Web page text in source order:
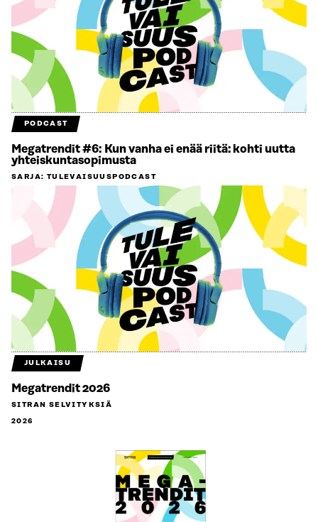
PODCAST
Megatrendit #6: Kun vanha ei enää riitä: kohti uutta
yhteiskuntasopimusta
SARJA: TULEVAISUUSPODCAST
JULKAISU
Megatrendit 2026
SITRAN SELVITYKSIÄ
2026